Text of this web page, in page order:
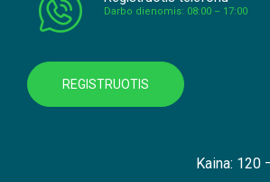
Darbo dienomis: 08:00 – 17:00
REGISTRUOTIS
Kaina: 120